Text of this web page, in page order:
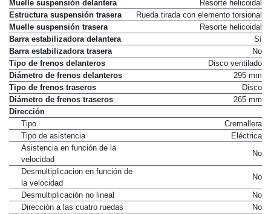
Muelle suspensión delantera
Resorte helicoidal
Estructura suspensión trasera
Rueda tirada con elemento torsional
Muelle suspensión trasera
Resorte helicoidal
Barra estabilizadora delantera
Sí
Barra estabilizadora trasera
No
Tipo de frenos delanteros
Disco ventilado
Diámetro de frenos delanteros
295 mm
Tipo de frenos traseros
Disco
Diámetro de frenos traseros
265 mm
Dirección
Tipo
Cremallera
Tipo de asistencia
Eléctrica
Asistencia en función de la
velocidad
No
Desmultiplicacion en función de
la velocidad
No
Desmultiplicación no lineal
No
Dirección a las cuatro ruedas
No